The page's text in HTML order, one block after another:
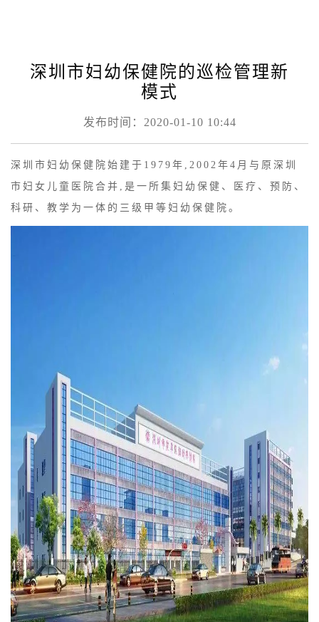
深圳市妇幼保健院的巡检管理新
模式
发布时间：2020-01-10 10:44
深圳市妇幼保健院始建于1979年,2002年4月与原深圳
市妇女儿童医院合并,是一所集妇幼保健、医疗、预防、
科研、教学为一体的三级甲等妇幼保健院。